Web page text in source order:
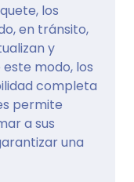
los
en tránsito,
y
modo, los
completa
permite
a sus
una